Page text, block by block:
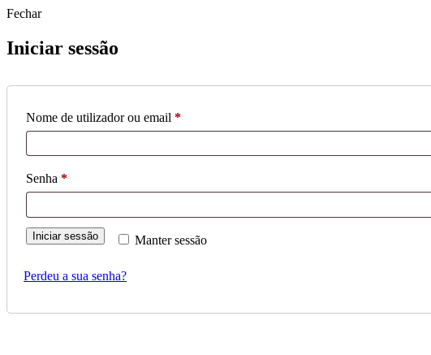
Fechar
Iniciar sessão
Nome de utilizador ou email *Obrigatório
Senha *Obrigatório
Manter sessão
Iniciar sessão
Perdeu a sua senha?